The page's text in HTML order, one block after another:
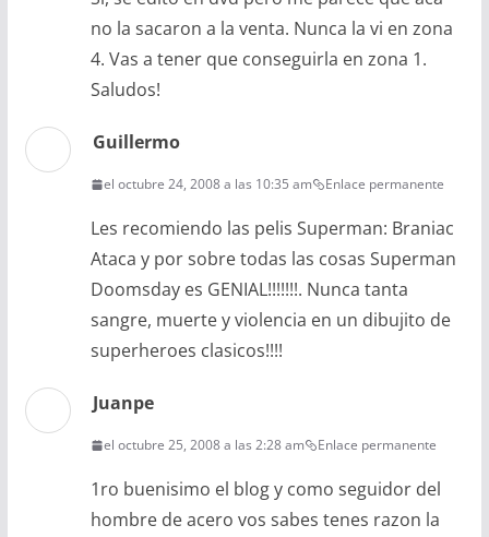
no la sacaron a la venta. Nunca la vi en zona
4. Vas a tener que conseguirla en zona 1.
Saludos!
Guillermo
el octubre 24, 2008 a las 10:35 am Enlace permanente
Les recomiendo las pelis Superman: Braniac
Ataca y por sobre todas las cosas Superman
Doomsday es GENIAL!!!!!!!. Nunca tanta
sangre, muerte y violencia en un dibujito de
superheroes clasicos!!!!
Juanpe
el octubre 25, 2008 a las 2:28 am Enlace permanente
1ro buenisimo el blog y como seguidor del
hombre de acero vos sabes tenes razon la